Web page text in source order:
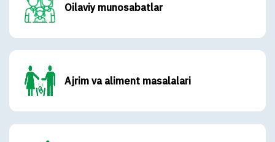
Oilaviy munosabatlar
Ajrim va aliment masalalari